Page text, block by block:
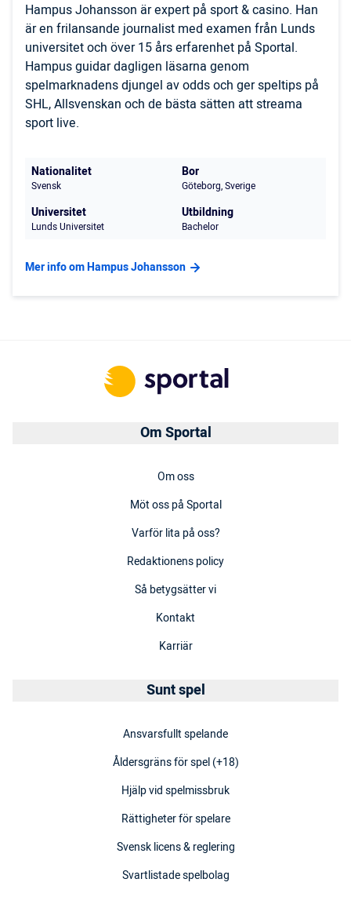
Hampus Johansson är expert på sport & casino. Han
är en frilansande journalist med examen från Lunds
universitet och över 15 års erfarenhet på Sportal.
Hampus guidar dagligen läsarna genom
spelmarknadens djungel av odds och ger speltips på
SHL, Allsvenskan och de bästa sätten att streama
sport live.
Nationalitet
Svensk
Bor
Göteborg, Sverige
Universitet
Lunds Universitet
Utbildning
Bachelor
Mer info om Hampus Johansson
Om Sportal
Om oss
Möt oss på Sportal
Varför lita på oss?
Redaktionens policy
Så betygsätter vi
Kontakt
Karriär
Sunt spel
Ansvarsfullt spelande
Åldersgräns för spel (+18)
Hjälp vid spelmissbruk
Rättigheter för spelare
Svensk licens & reglering
Svartlistade spelbolag